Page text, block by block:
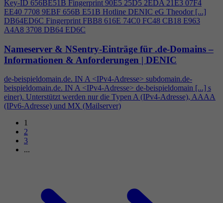
Key-ID 656BE51B Fingerprint 90E5 25D5 2EDA 21E3 07F4
EE40 7708 9EBF 656B E51B Hotline DENIC eG Theodor [...]
DB64ED6C Fingerprint FBB8 616E 74C0 FC48 CB18 E963
A4A8 3708 DB64 ED6C
Nameserver & NSentry-Einträge für .de-Domains –
Informationen & Anforderungen | DENIC
de-beispieldomain.de. IN A <IPv4-Adresse> subdomain.de-
beispieldomain.de. IN A <IPv4-Adresse> de-beispieldomain [...] s
einer). Unterstützt werden nur die Typen A (IPv4-Adresse), AAAA
(IPv6-Adresse) und MX (Mailserver)
1
2
3
...